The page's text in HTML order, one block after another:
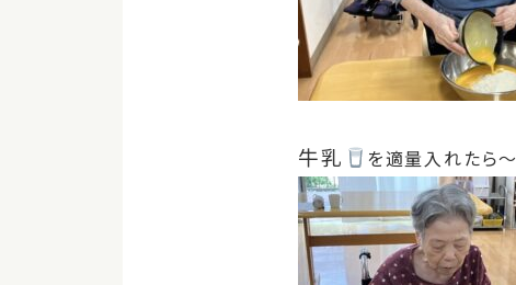
牛乳 を適量入れたら～